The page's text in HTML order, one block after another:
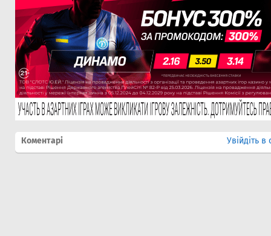
Коментарі Увійдіть в